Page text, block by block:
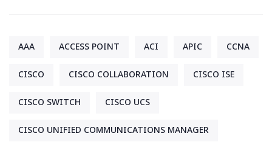
AAA ACCESS POINT ACI APIC CCNA
CISCO CISCO COLLABORATION CISCO ISE
CISCO SWITCH CISCO UCS
CISCO UNIFIED COMMUNICATIONS MANAGER